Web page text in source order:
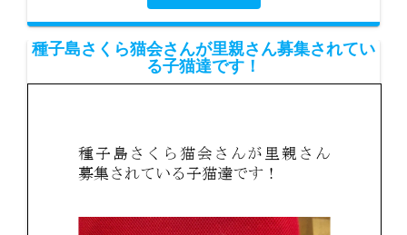
種子島さくら猫会さんが里親さん募集されてい
る子猫達です！